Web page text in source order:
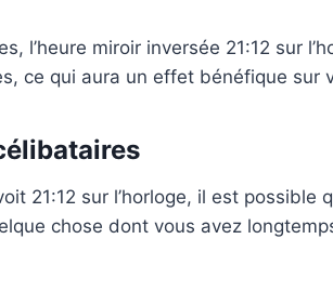
l’heure miroir inversée 21:12 sur
ce qui aura un effet bénéfique sur
21:12 sur l’horloge, il est possible
chose dont vous avez